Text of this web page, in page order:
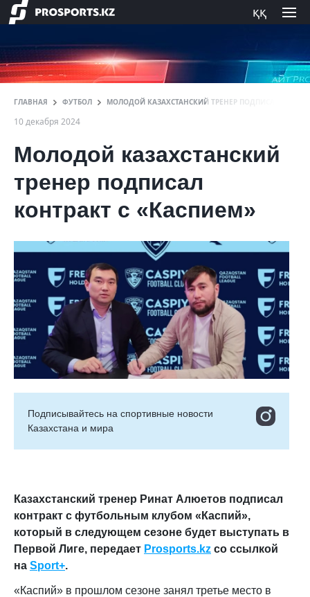
ққ
ГЛАВНАЯ ФУТБОЛ МОЛОДОЙ КАЗАХСТАНСКИЙ ТРЕНЕР ПОДПИСАЛ
10 декабря 2024
Молодой казахстанский
тренер подписал
контракт с «Каспием»
Подписывайтесь на cпортивные новости
Казахстана и мира
Казахстанский тренер Ринат Алюетов подписал
контракт с футбольным клубом «Каспий»,
который в следующем сезоне будет выступать в
Первой Лиге, передает Prosports.kz со ссылкой
на Sport+.
«Каспий» в прошлом сезоне занял третье место в